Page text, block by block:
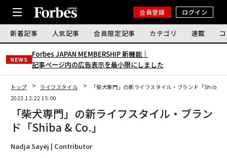
会員登録 ログイン
新着記事 人気記事 会員限定記事 カテゴリ 連載
NEWS
Forbes JAPAN MEMBERSHIP 新機能｜
記事ページ内の広告表示を最小限にしました
トップ ライフスタイル
「柴犬専門」の新ライフスタイル・ブランド「Shiba
2023.12.22 15:00
「柴犬専門」の新ライフスタイル・ブラン
ド「Shiba & Co.」
Nadja Sayej | Contributor